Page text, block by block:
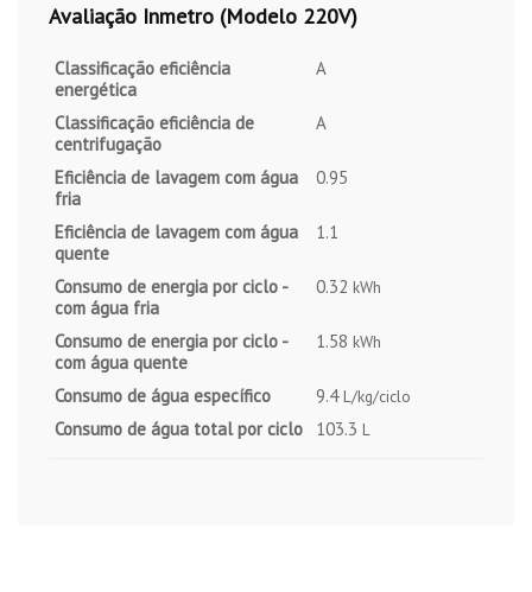
Avaliação Inmetro (Modelo 220V)
Classificação eficiência
energética
A
Classificação eficiência de
centrifugação
A
Eficiência de lavagem com água
fria
0.95
Eficiência de lavagem com água
quente
1.1
Consumo de energia por ciclo -
com água fria
0.32 kWh
Consumo de energia por ciclo -
com água quente
1.58 kWh
Consumo de água específico 9.4 L/kg/ciclo
Consumo de água total por ciclo 103.3 L